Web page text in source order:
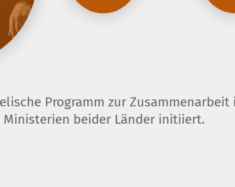
Programm zur Zusammenarbeit
beider Länder initiiert.